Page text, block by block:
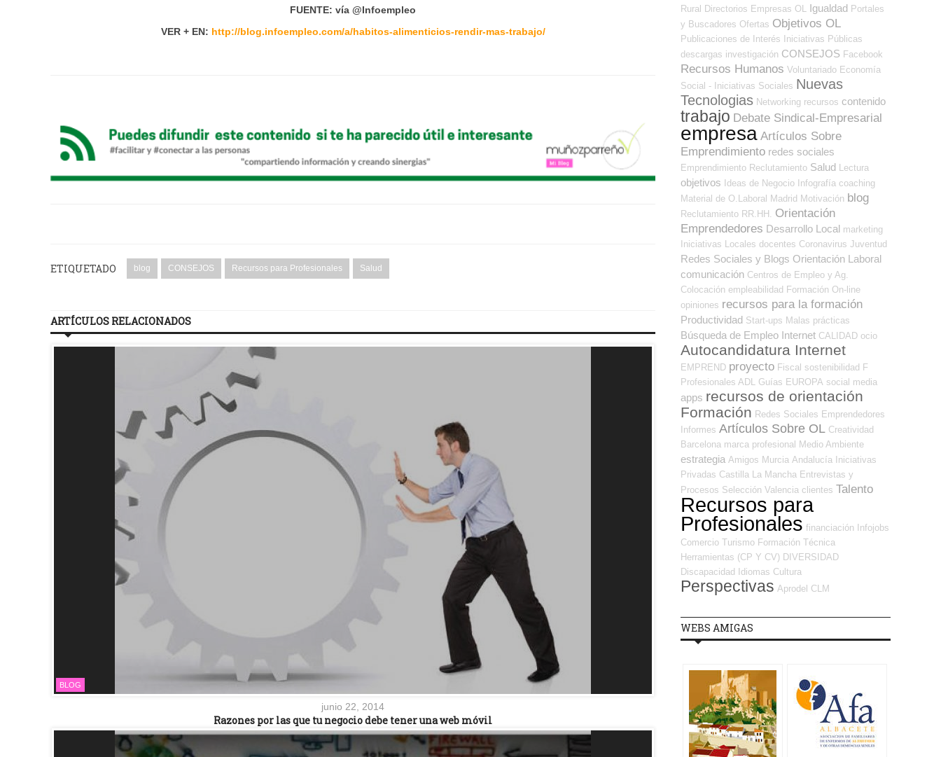
FUENTE: vía @Infoempleo
VER + EN: http://blog.infoempleo.com/a/habitos-alimenticios-rendir-mas-trabajo/
ETIQUETADO blog CONSEJOS Recursos para Profesionales Salud
ARTÍCULOS RELACIONADOS
BLOG
junio 22, 2014
Razones por las que tu negocio debe tener una web móvil
Rural Directorios Empresas OL Igualdad Portales
y Buscadores Ofertas Objetivos OL
Publicaciones de Interés
Iniciativas Públicas
descargas investigación CONSEJOS Facebook
Recursos Humanos Voluntariado Economía
Social - Iniciativas Sociales Nuevas
Tecnologias Networking recursos contenido
trabajo Debate Sindical-Empresarial
empresa Artículos Sobre
Emprendimiento redes sociales
Emprendimiento Reclutamiento Salud Lectura
objetivos Ideas de Negocio Infografía coaching
Material de O.Laboral
Madrid Motivación blog
Reclutamiento RR.HH.
Orientación
Emprendedores Desarrollo Local marketing
Iniciativas Locales docentes Coronavirus Juventud
Redes Sociales y Blogs Orientación Laboral
comunicación Centros de Empleo y Ag.
Colocación empleabilidad Formación On-line
opiniones recursos para la formación
Productividad Start-ups Malas prácticas
Búsqueda de Empleo Internet CALIDAD ocio
Autocandidatura Internet
EMPREND proyecto Fiscal sostenibilidad F
Profesionales ADL
Guías EUROPA social media
apps recursos de orientación
Formación Redes Sociales Emprendedores
Informes Artículos Sobre OL Creatividad
Barcelona marca profesional Medio Ambiente
estrategia Amigos Murcia Andalucía
Iniciativas
Privadas Castilla La Mancha Entrevistas y
Procesos Selección Valencia clientes Talento
Recursos para
Profesionales financiación
Infojobs
Comercio Turismo Formación Técnica
Herramientas (CP Y CV) DIVERSIDAD
Discapacidad
Idiomas Cultura
Perspectivas Aprodel CLM
WEBS AMIGAS